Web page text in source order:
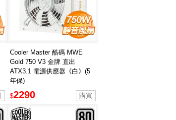
Cooler Master 酷碼 MWE
Gold 750 V3 金牌 直出
ATX3.1 電源供應器《白》(5
年保)
$2290